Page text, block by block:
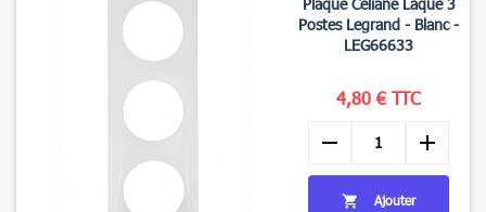
Plaque Céliane Laqué 3
Postes Legrand - Blanc -
LEG66633
4,80 € TTC
remove add
 Ajouter